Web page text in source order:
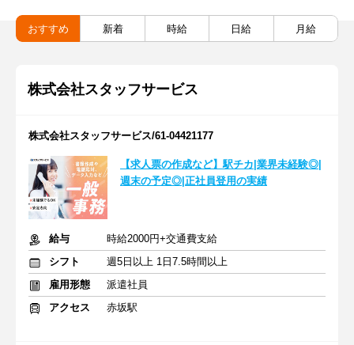
おすすめ 新着 時給 日給 月給
株式会社スタッフサービス
株式会社スタッフサービス/61-04421177
【求人票の作成など】駅チカ|業界未経験◎|
週末の予定◎|正社員登用の実績
給与
時給2000円+交通費支給
シフト
週5日以上 1日7.5時間以上
雇用形態
派遣社員
アクセス
赤坂駅